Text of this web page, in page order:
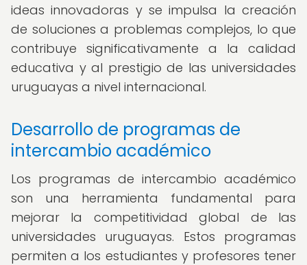
ideas innovadoras y se impulsa la creación
de soluciones a problemas complejos, lo que
contribuye significativamente a la calidad
educativa y al prestigio de las universidades
uruguayas a nivel internacional.
Desarrollo de programas de
intercambio académico
Los programas de intercambio académico
son una herramienta fundamental para
mejorar la competitividad global de las
universidades uruguayas. Estos programas
permiten a los estudiantes y profesores tener